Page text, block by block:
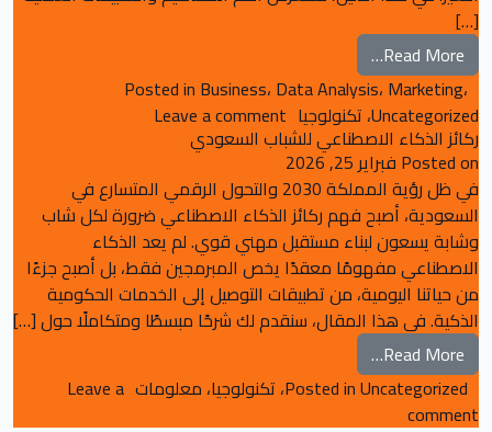
[…]
Read More… from اساسيات التخطيط الاستراتيجي لمدراء الشركات
Posted in Business، Data Analysis، Marketing،
Uncategorized، تكنولوجيا Leave a comment
ركائز الذكاء الاصطناعي للشباب السعودي
Posted on فبراير 25, 2026
في ظل رؤية المملكة 2030 والتحول الرقمي المتسارع في
السعودية، أصبح فهم ركائز الذكاء الاصطناعي ضرورة لكل شاب
وشابة يسعون لبناء مستقبل مهني قوي. لم يعد الذكاء
الاصطناعي مفهومًا معقدًا يخص المبرمجين فقط، بل أصبح جزءًا
من حياتنا اليومية، من تطبيقات التوصيل إلى الخدمات الحكومية
الذكية. في هذا المقال، سنقدم لك شرحًا مبسطًا ومتكاملًا حول […]
Read More… from ركائز الذكاء الاصطناعي للشباب السعودي
Posted inUncategorized ، تكنولوجيا، معلومات Leave a
commenton ركائز الذكاء الاصطناعي للشباب السعودي